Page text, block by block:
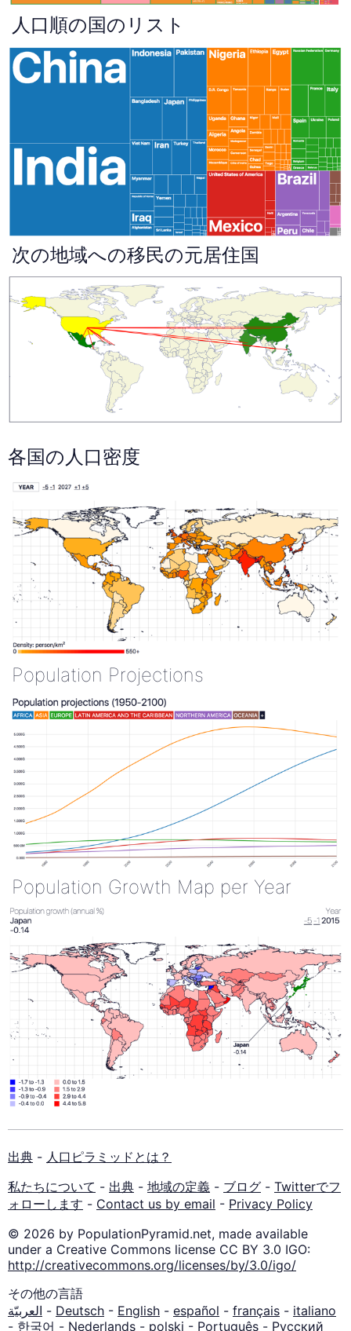
人口順の国のリスト
次の地域への移民の元居住国
各国の人口密度
Population Projections
Population Growth Map per Year
出典 - 人口ピラミッドとは？
私たちについて - 出典 - 地域の定義 - ブログ - Twitterでフ
ォローします - Contact us by email - Privacy Policy
© 2026 by PopulationPyramid.net, made available
under a Creative Commons license CC BY 3.0 IGO:
http://creativecommons.org/licenses/by/3.0/igo/
その他の言語
العربيّة - Deutsch - English - español - français - italiano
- 한국어 - Nederlands - polski - Português - Русский